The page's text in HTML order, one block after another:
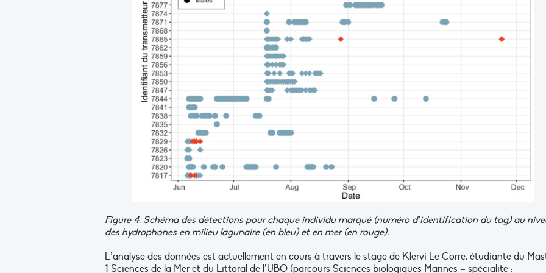
Figure 4. Schéma des détections pour chaque individu marqué (numéro d’identification du tag) au
des hydrophones en milieu lagunaire (en bleu) et en mer (en rouge).
L’analyse des données est actuellement en cours à travers le stage de Klervi Le Corre, étudiante du
1 Sciences de la Mer et du Littoral de l’UBO (parcours Sciences biologiques Marines – spécialité :